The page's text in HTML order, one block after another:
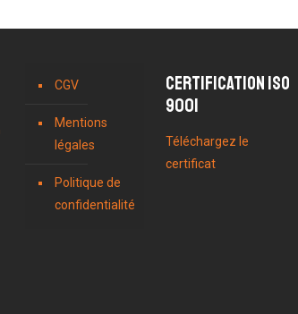
CGV
Mentions
légales
Politique de
confidentialité
Certification ISO
9001
Téléchargez le
certificat